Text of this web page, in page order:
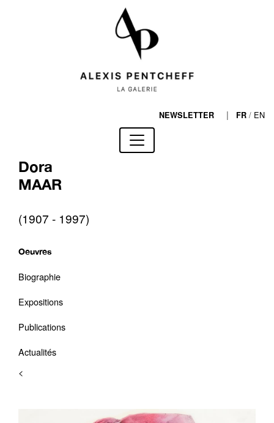
NEWSLETTER | FR / EN
Dora
MAAR
(1907 - 1997)
Oeuvres
Biographie
Expositions
Publications
Actualités
<